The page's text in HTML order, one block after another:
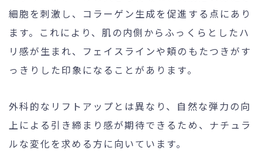
細胞を刺激し、コラーゲン生成を促進する点にあり
ます。これにより、肌の内側からふっくらとしたハ
リ感が生まれ、フェイスラインや頬のもたつきがす
っきりした印象になることがあります。
外科的なリフトアップとは異なり、自然な弾力の向
上による引き締まり感が期待できるため、ナチュラ
ルな変化を求める方に向いています。